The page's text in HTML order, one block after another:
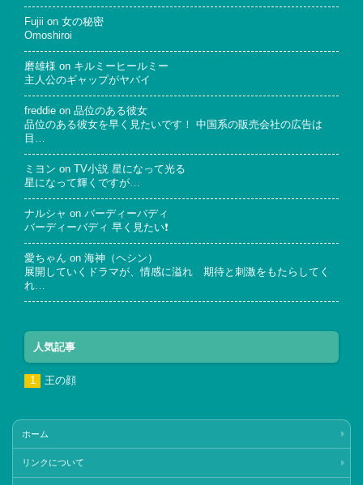
Fujii on 女の秘密
Omoshiroi
磨雄様 on キルミーヒールミー
主人公のギャップがヤバイ
freddie on 品位のある彼女
品位のある彼女を早く見たいです！ 中国系の販売会社の広告は
目…
ミヨン on
TV小説 星になって光る
星になって輝くですが…
ナルシャ on バーディーバディ
バーディーバディ 早く見たい❗
愛ちゃん on 海神（ヘシン）
展開していくドラマが、情感に溢れ 期待と刺激をもたらしてく
れ…
人気記事
王の顔
ホーム
リンクについて